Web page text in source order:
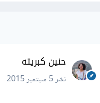
حنين كبريته
نشر5 سبتمبر 2015